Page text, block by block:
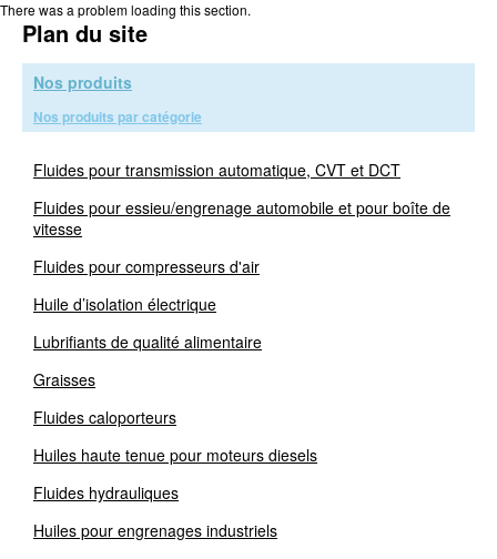
There was a problem loading this section.
Plan du site
Nos produits
Nos produits par catégorie
Fluides pour transmission automatique, CVT et DCT
Fluides pour essieu/engrenage automobile et pour boîte de
vitesse
Fluides pour compresseurs d'air
Huile d’isolation électrique
Lubrifiants de qualité alimentaire
Graisses
Fluides caloporteurs
Huiles haute tenue pour moteurs diesels
Fluides hydrauliques
Huiles pour engrenages industriels